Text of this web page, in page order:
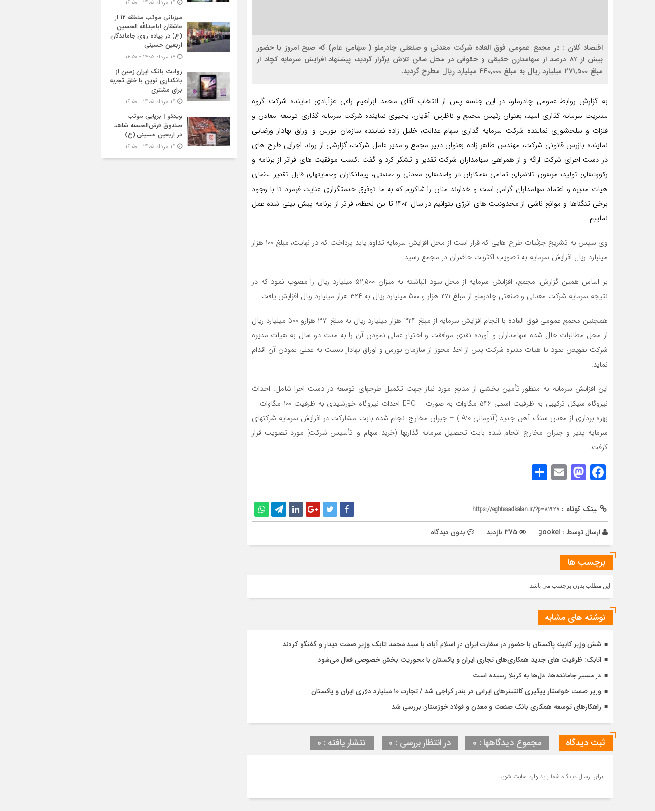
اقتصاد کلان : در مجمع عمومی فوق العاده شرکت معدنی و صنعتی چادرملو ( سهامی عام) که صبح امروز با حضور
بیش از 82 درصد از سهامدارن حقیقی و حقوقی در محل سالن تلاش برگزار گردید، پیشنهاد افزایش سرمایه کچاد از
مبلغ 271,500 میلیارد ریال به مبلغ 440,000 میلیارد ریال مطرح گردید.
به گزارش روابط عمومی چادرملو، در اين جلسه پس از انتخاب آقای محمد ابراهیم راعی عزآبادی نماینده شرکت گروه
مدیریت سرمایه گذاری امید، بعنوان رئيس مجمع و ناظرين آقايان، یحیوی نماینده شرکت سرمایه گذاری توسعه معادن و
فلزات و سلحشوری نماینده شرکت سرمایه گذاری سهام عدالت، خلیل زاده نماينده سازمان بورس و اوراق بهادار ورضایی
نماینده بازرس قانونی شرکت، مهندس طاهر زاده بعنوان دبیر مجمع و مدير عامل شركت، گزارشي از روند اجرایی طرح های
در دست اجرای شرکت ارائه و از همراهی سهامداران شرکت تقدیر و تشکر کرد و گفت :کسب موفقیت های فراتر از برنامه و
رکوردهای تولید، مرهون تلاشهای تمامی همکاران در واحدهای معدنی و صنعتی، پیمانکاران وحمایتهای قابل تقدیر اعضای
هیات مدیره و اعتماد سهامداران گرامی است و خداوند منان را شاکریم که به ما توفیق خدمتگزاری عنایت فرمود تا با وجود
برخی تنگناها و موانع ناشی از محدودیت های انرژی بتوانیم در سال ۱۴۰۲ تا این لحظه، فراتر از برنامه پیش بینی شده عمل
نماییم .
وی سپس به تشریح جزئیات طرح هایی که قرار است از محل افزایش سرمایه تداوم یابد پرداخت که در نهایت، مبلغ ۱۰۰ هزار
میلیارد ریال افزایش سرمایه به تصویب اکثریت حاضران در مجمع رسید.
بر اساس همین گزارش، مجمع، افزایش سرمایه از محل سود انباشته به میزان ۵۲,۵۰۰ میلیارد ریال را مصوب نمود که در
نتیجه سرمایه شرکت معدنی و صنعتی چادرملو از مبلغ ۲۷۱ هزار و ۵۰۰ میلیارد ریال به ۳۲۴ هزار میلیارد ریال افزایش یافت .
همچنین مجمع عمومی فوق العاده با انجام افزایش سرمایه از مبلغ ۳۲۴ هزار میلیارد ریال به مبلغ ۳۷۱ هزارو ۵۰۰ میلیارد ریال
از محل مطالبات حال شده سهامداران و آورده نقدی موافقت و اختیار عملی نمودن آن را به مدت دو سال به هیات مدیره
شرکت تفویض نمود تا هیات مدیره شرکت پس از اخذ مجوز از سازمان بورس و اوراق بهادار نسبت به عملی نمودن آن اقدام
نماید.
این افزایش سرمایه به منظور تأمين بخشي از منابع مورد نياز جهت تکميل طرحهاي توسعه در دست اجرا شامل: احداث
نيروگاه سيکل ترکيبي به ظرفيت اسمي ۵۴۶ مگاوات به صورت – EPC احداث نيروگاه خورشيدي به ظرفيت ۱۰۰ مگاوات –
بهره برداري از معدن سنگ آهن جديد (آنومالي A10 ) – جبران مخارج انجام شده بابت مشارکت در افزايش سرمايه شرکتهاي
سرمايه پذير و جبران مخارج انجام شده بابت تحصيل سرمايه گذاريها (خريد سهام و تأسيس شرکت) مورد تصویب قرار
گرفت.
Facebook
Mastodon
Email
لینک کوتاه : https://eghtesadkalan.ir/?p=81927
ارسال توسط : gookel بدون دیدگاه
برچسب ها
این مطلب بدون برچسب می باشد.
نوشته های مشابه
شش وزیر کابینه پاکستان با حضور در سفارت ایران در اسلام آباد، با سيد محمد اتابك وزير صمت ديدار و گفتگو كردند
اتابک: ظرفیت های جدید همکاری‌های تجاری ایران و پاکستان با محوریت بخش خصوصی فعال می‌شود
در مسیر جا‌مانده‌ها، دل‌ها به کربلا رسیده است
وزیر صمت خواستار پیگیری کانتینرهای ایرانی در بندر کراچی شد / تجارت ۱۰ میلیارد دلاری ایران و پاکستان
راهکارهای توسعه همکاری بانک صنعت و معدن و فولاد خوزستان بررسی شد
ثبت دیدگاه مجموع دیدگاهها : 0 در انتظار بررسی : 0 انتشار یافته : 0
برای ارسال دیدگاه شما باید وارد سایت شوید.
میزبانی موکب منطقه ۱۲ از
عاشقان اباعبدالله الحسین
(ع) در پیاده روی جاماندگان
اربعین حسینی
روایت بانک ایران زمین از
بانکداری نوین با خلق تجربه
برای مشتری
ویدئو | برپایی موکب
صندوق قرض‌الحسنه شاهد
در اربعین حسینی (ع)